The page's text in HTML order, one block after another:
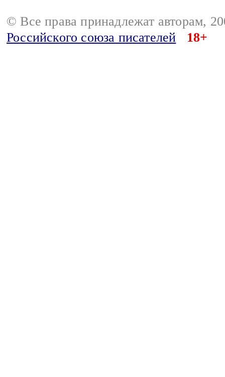
© Все права принадлежат авторам,
Российского союза писателей
18+